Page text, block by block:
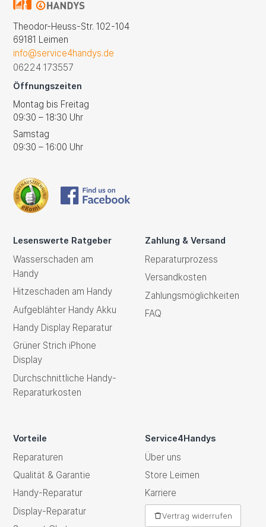
Theodor-Heuss-Str. 102-104
69181 Leimen
info@service4handys.de
06224 173557
Öffnungszeiten
Montag bis Freitag
09:30 – 18:30 Uhr
Samstag
09:30 – 16:00 Uhr
Lesenswerte Ratgeber
Wasserschaden am
Handy
Hitzeschaden am Handy
Aufgeblähter Handy Akku
Handy Display Reparatur
Grüner Strich iPhone
Display
Durchschnittliche Handy-
Reparaturkosten
Zahlung & Versand
Reparaturprozess
Versandkosten
Zahlungsmöglichkeiten
FAQ
Vorteile
Reparaturen
Qualität & Garantie
Handy-Reparatur
Display-Reparatur
Service4Handys
Über uns
Store Leimen
Karriere
Vertrag widerrufen